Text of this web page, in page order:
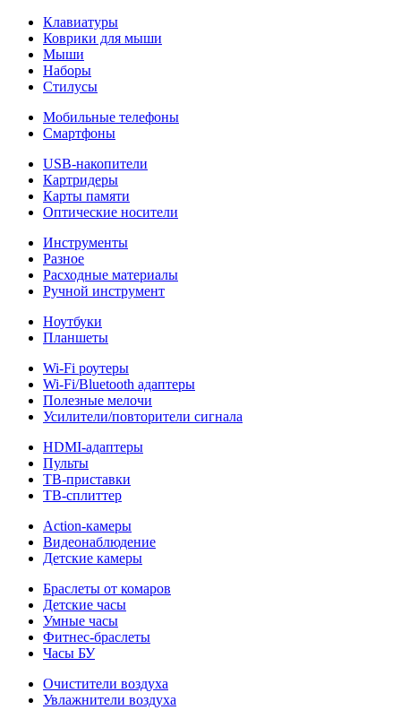
Клавиатуры
Коврики для мыши
Мыши
Наборы
Стилусы
Мобильные телефоны
Смартфоны
USB-накопители
Картридеры
Карты памяти
Оптические носители
Инструменты
Разное
Расходные материалы
Ручной инструмент
Ноутбуки
Планшеты
Wi-Fi роутеры
Wi-Fi/Bluetooth адаптеры
Полезные мелочи
Усилители/повторители сигнала
HDMI-адаптеры
Пульты
ТВ-приставки
ТВ-сплиттер
Action-камеры
Видеонаблюдение
Детские камеры
Браслеты от комаров
Детские часы
Умные часы
Фитнес-браслеты
Часы БУ
Очистители воздуха
Увлажнители воздуха